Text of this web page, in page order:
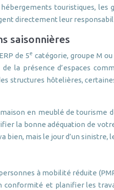
touristiques,
directement leur
saisonnières
de 5e catégorie, groupe M
la présence d’espaces
structures hôtelières,
en meublé de tourisme
la bonne adéquation de
mais le jour d’un
à mobilité réduite
conformité et planifier les